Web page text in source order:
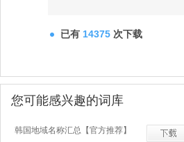
已有 14375 次下载
您可能感兴趣的词库
韩国地域名称汇总【官方推荐】